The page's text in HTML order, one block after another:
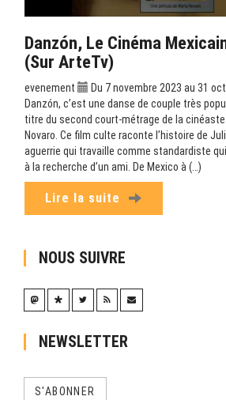
Danzón, Le Cinéma
(sur ArteTv)
evenement
Du 7 novembre 2023 au 31
Danzón, c’est une danse de couple très
titre du second court-métrage de la
Novaro. Ce film culte raconte l’histoire de
aguerrie qui travaille comme standardiste
à la recherche d’un ami. De Mexico à (…)
Lire la suite
NOUS SUIVRE
NEWSLETTER
S'ABONNER